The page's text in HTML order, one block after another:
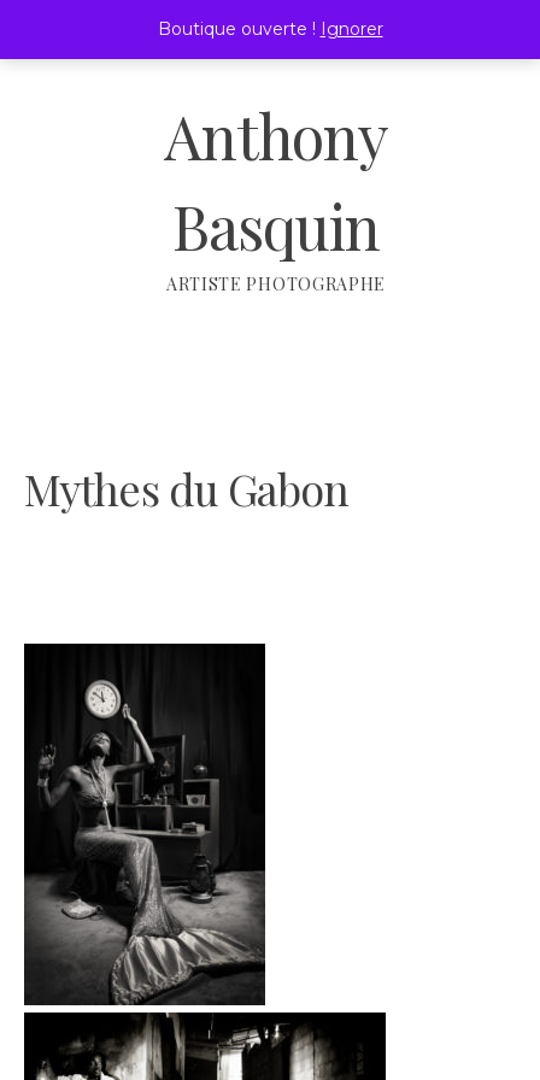
contenu
Anthony
Basquin
ARTISTE PHOTOGRAPHE
Mythes du Gabon
Boutique ouverte ! Ignorer